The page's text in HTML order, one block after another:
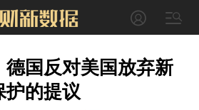
德国反对美国放弃新
护的提议